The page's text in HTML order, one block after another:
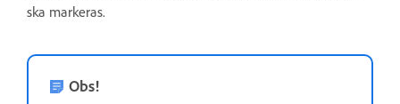
ska markeras.
Obs!